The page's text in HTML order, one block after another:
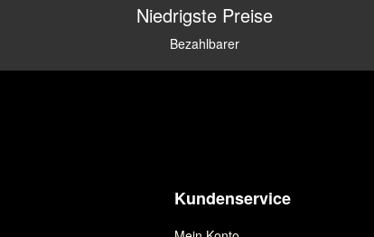
Niedrigste Preise
Bezahlbarer
Kundenservice